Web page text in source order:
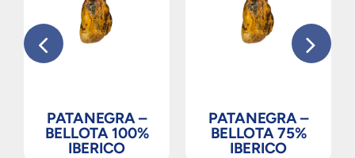
PATANEGRA –
BELLOTA 100%
IBERICO
PATANEGRA –
BELLOTA 75%
IBERICO